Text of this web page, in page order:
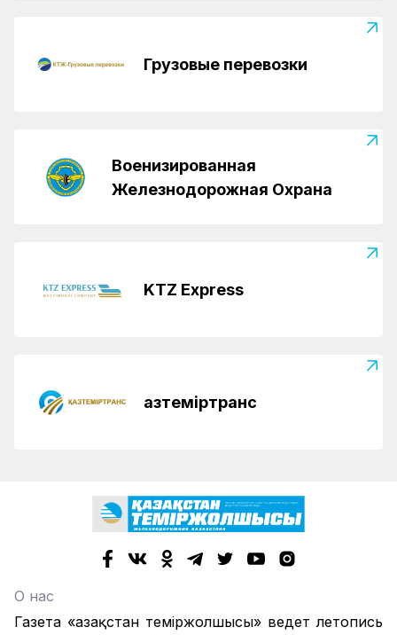
Грузовые перевозки
Военизированная
Железнодорожная Охрана
KTZ Express
Қазтеміртранс
О нас
Газета «Қазақстан теміржолшысы» ведет летопись